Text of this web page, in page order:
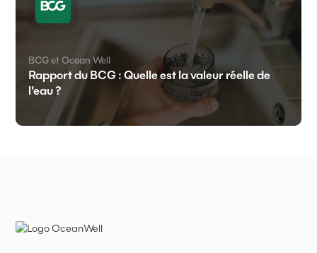
BCG et Ocean Well
Rapport du BCG : Quelle est la valeur réelle de
l'eau ?